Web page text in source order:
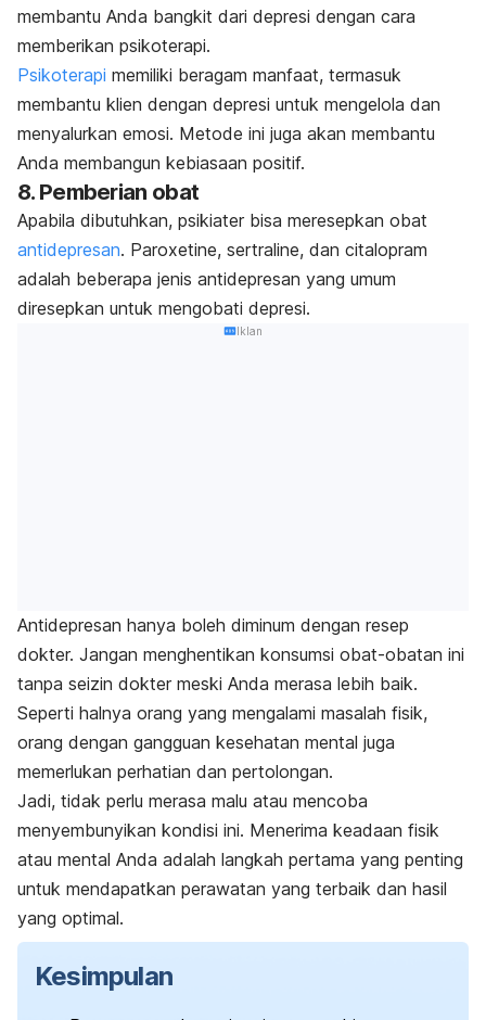
membantu Anda bangkit dari depresi dengan cara
memberikan psikoterapi.
Psikoterapi memiliki beragam manfaat, termasuk
membantu klien dengan depresi untuk mengelola dan
menyalurkan emosi. Metode ini juga akan membantu
Anda membangun kebiasaan positif.
8. Pemberian obat
Apabila dibutuhkan, psikiater bisa meresepkan obat
antidepresan. Paroxetine, sertraline, dan citalopram
adalah beberapa jenis antidepresan yang umum
diresepkan untuk mengobati depresi.
Iklan
Antidepresan hanya boleh diminum dengan resep
dokter. Jangan menghentikan konsumsi obat-obatan ini
tanpa seizin dokter meski Anda merasa lebih baik.
Seperti halnya orang yang mengalami masalah fisik,
orang dengan gangguan kesehatan mental juga
memerlukan perhatian dan pertolongan.
Jadi, tidak perlu merasa malu atau mencoba
menyembunyikan kondisi ini. Menerima keadaan fisik
atau mental Anda adalah langkah pertama yang penting
untuk mendapatkan perawatan yang terbaik dan hasil
yang optimal.
Kesimpulan